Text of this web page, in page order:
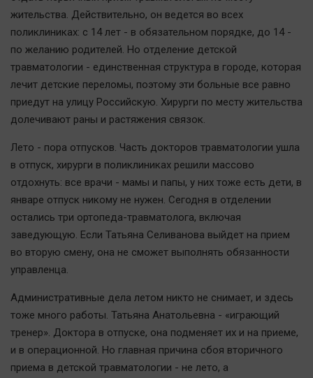
жительства. Действительно, он ведется во всех
поликлиниках: с 14 лет - в обязательном порядке, до 14 -
по желанию родителей. Но отделение детской
травматологии - единственная структура в городе, которая
лечит детские переломы, поэтому эти больные все равно
приедут на улицу Российскую. Хирурги по месту жительства
долечивают раны и растяжения связок.
Лето - пора отпусков. Часть докторов травматологии ушла
в отпуск, хирурги в поликлиниках решили массово
отдохнуть: все врачи - мамы и папы, у них тоже есть дети, в
январе отпуск никому не нужен. Сегодня в отделении
остались три ортопеда-травматолога, включая
заведующую. Если Татьяна Селиванова выйдет на прием
во вторую смену, она не сможет выполнять обязанности
управленца.
Административные дела летом никто не снимает, и здесь
тоже много работы. Татьяна Анатольевна - «играющий
тренер». Доктора в отпуске, она подменяет их и на приеме,
и в операционной. Но главная причина сбоя вторичного
приема в детской травматологии - не лето, а